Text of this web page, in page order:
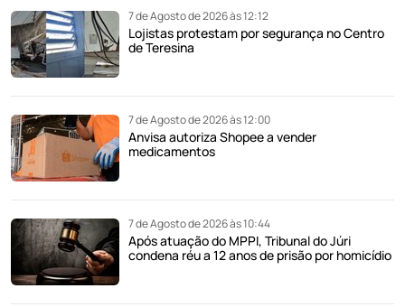
7 de Agosto de 2026 às 12:12
Lojistas protestam por segurança no Centro
de Teresina
7 de Agosto de 2026 às 12:00
Anvisa autoriza Shopee a vender
medicamentos
7 de Agosto de 2026 às 10:44
Após atuação do MPPI, Tribunal do Júri
condena réu a 12 anos de prisão por homicídio